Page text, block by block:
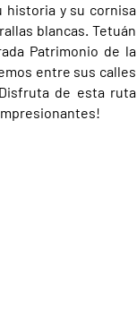
historia y su cornisa
blancas. Tetuán
Patrimonio de la
entre sus calles
de esta ruta